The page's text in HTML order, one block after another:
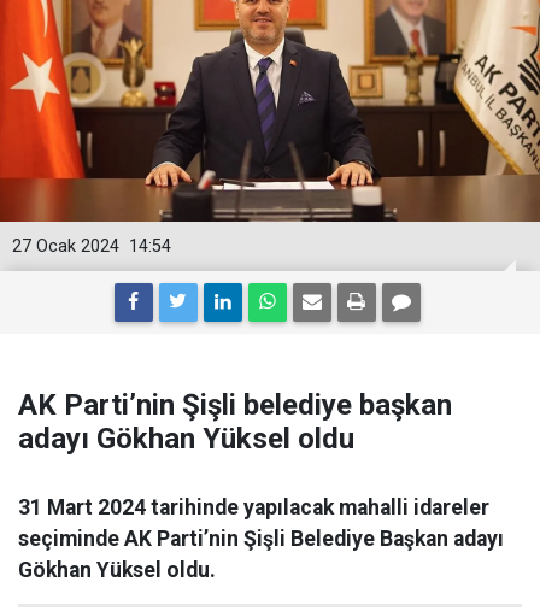
14:54
27 Ocak 2024
AK Parti’nin Şişli belediye başkan
adayı Gökhan Yüksel oldu
31 Mart 2024 tarihinde yapılacak mahalli idareler
seçiminde AK Parti’nin Şişli Belediye Başkan adayı
Gökhan Yüksel oldu.